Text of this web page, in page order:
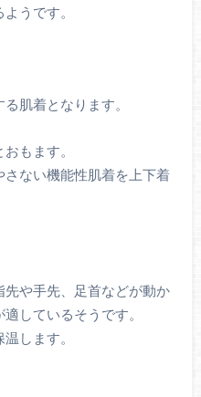
うです。
肌着となります。
もます。
ない機能性肌着を上下着
や手先、足首などが動か
しているそうです。
します。